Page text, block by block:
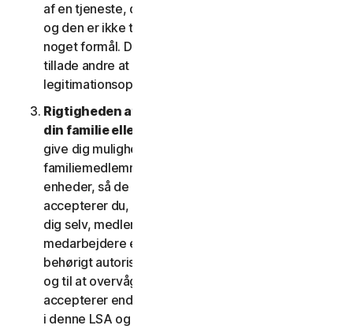
af en tjeneste, din husstands eller SV's) tjenester,
og den er ikke til brug af andre tredjeparter til
noget formål. Du må ikke sælge, overdrage eller
tillade andre at bruge din kontos
legitimationsoplysninger.
Rigtigheden af dine oplysninger (herunder om
din familie eller SV)
give dig mulighed for at registrere dine
familiemedlemmer, dine medarbejdere eller deres
enheder, så de kan bruge tjenesterne. I så fald
accepterer du, at de oplysninger, du giver os om
dig selv, medlemmer af din husstand eller dine
medarbejdere er rigtige og nøjagtige, og at du er
behørigt autoriseret til at give os disse oplysninger
og til at overvåge deres konto på deres vegne. Du
accepterer endvidere at oplyse dem betingelserne
i denne LSA og garantere deres overholdelse af